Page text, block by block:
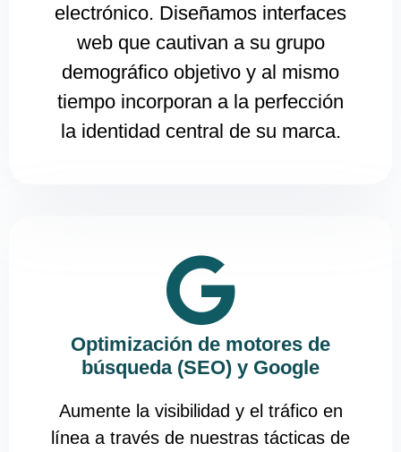
electrónico. Diseñamos interfaces
web que cautivan a su grupo
demográfico objetivo y al mismo
tiempo incorporan a la perfección
la identidad central de su marca.
Optimización de motores de
búsqueda (SEO) y Google
Aumente la visibilidad y el tráfico en
línea a través de nuestras tácticas de